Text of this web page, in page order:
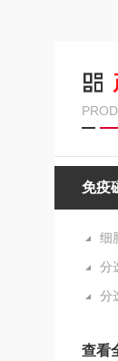
免疫
细
分
分
查看